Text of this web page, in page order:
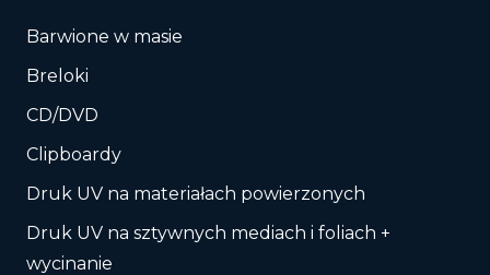
Barwione w masie
Breloki
CD/DVD
Clipboardy
Druk UV na materiałach powierzonych
Druk UV na sztywnych mediach i foliach +
wycinanie